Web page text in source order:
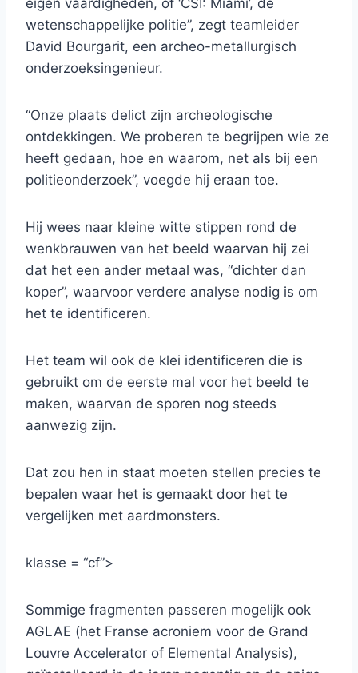
eigen vaardigheden, of ‘CSI: Miami’, de
wetenschappelijke politie”, zegt teamleider
David Bourgarit, een archeo-metallurgisch
onderzoeksingenieur.
“Onze plaats delict zijn archeologische
ontdekkingen. We proberen te begrijpen wie ze
heeft gedaan, hoe en waarom, net als bij een
politieonderzoek”, voegde hij eraan toe.
Hij wees naar kleine witte stippen rond de
wenkbrauwen van het beeld waarvan hij zei
dat het een ander metaal was, “dichter dan
koper”, waarvoor verdere analyse nodig is om
het te identificeren.
Het team wil ook de klei identificeren die is
gebruikt om de eerste mal voor het beeld te
maken, waarvan de sporen nog steeds
aanwezig zijn.
Dat zou hen in staat moeten stellen precies te
bepalen waar het is gemaakt door het te
vergelijken met aardmonsters.
klasse = “cf”>
Sommige fragmenten passeren mogelijk ook
AGLAE (het Franse acroniem voor de Grand
Louvre Accelerator of Elemental Analysis),